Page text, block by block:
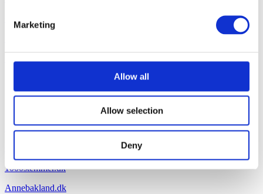
Marketing
Allow all
Allow selection
Deny
Peterwerner.dk
1000stemmer.dk
Annebakland.dk